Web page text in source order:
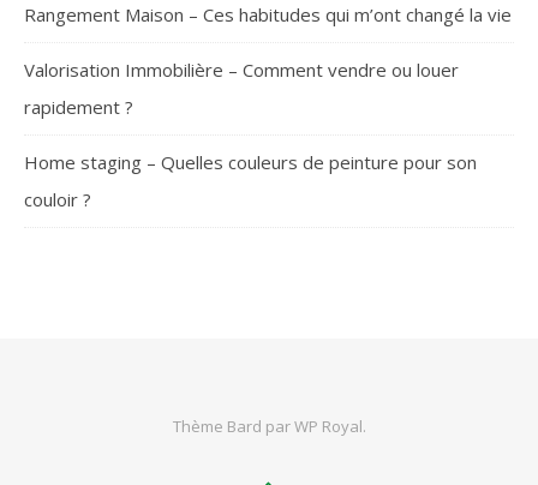
Rangement Maison – Ces habitudes qui m’ont changé la vie
Valorisation Immobilière – Comment vendre ou louer
rapidement ?
Home staging – Quelles couleurs de peinture pour son
couloir ?
Thème Bard parWP Royal.